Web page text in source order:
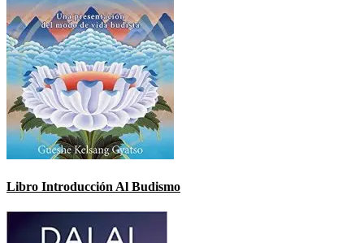
Libro Introducción Al Budismo